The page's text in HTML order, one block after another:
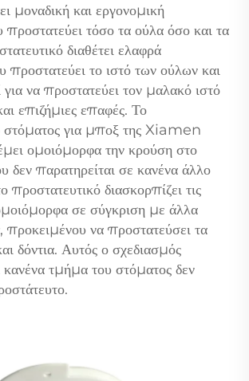
μοναδική και εργονομική
τόσο τα ούλα όσο και τα
διαθέτει ελαφρά
το ιστό των ούλων και
για να προστατεύει τον μαλακό ιστό
επιζήμιες επαφές. Το
στόματος για μποξ της Xiamen
ομοιόμορφα την κρούση στο
δεν παρατηρείται σε κανένα άλλο
προστατευτικό διασκορπίζει τις
σε σύγκριση με άλλα
προκειμένου να προστατεύσει τα
δόντια. Αυτός ο σχεδιασμός
κανένα τμήμα του στόματος δεν